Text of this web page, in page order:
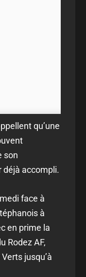
qu’une
son
déjà accompli.
face à
à
en prime la
Rodez AF,
jusqu’à